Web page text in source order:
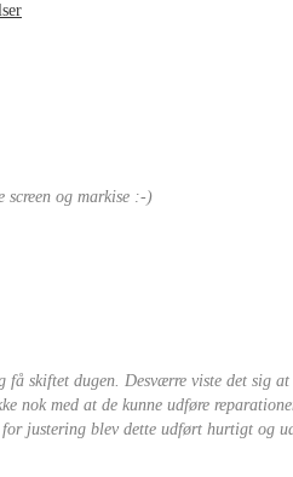
screen og markise :-)
skiftet dugen. Desværre viste det sig
nok med at de kunne udføre
justering blev dette udført hurtigt og